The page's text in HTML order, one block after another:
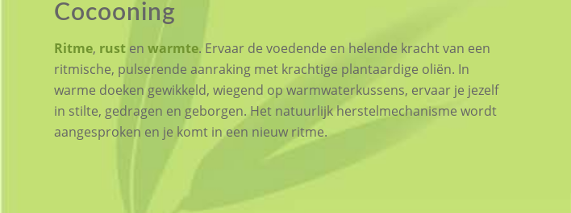
Cocooning
Ritme, rust en warmte. Ervaar de voedende en helende kracht van een
ritmische, pulserende aanraking met krachtige plantaardige oliën. In
warme doeken gewikkeld, wiegend op warmwaterkussens, ervaar je jezelf
in stilte, gedragen en geborgen. Het natuurlijk herstelmechanisme wordt
aangesproken en je komt in een nieuw ritme.